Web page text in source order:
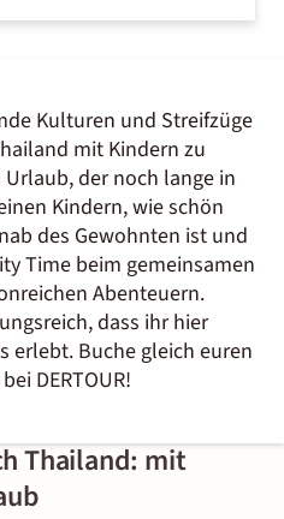
Kulturen und Streifzüge
mit Kindern zu
der noch lange in
Kindern, wie schön
des Gewohnten ist und
Time beim gemeinsamen
Abenteuern.
dass ihr hier
erlebt. Buche gleich euren
DERTOUR!
Thailand: mit